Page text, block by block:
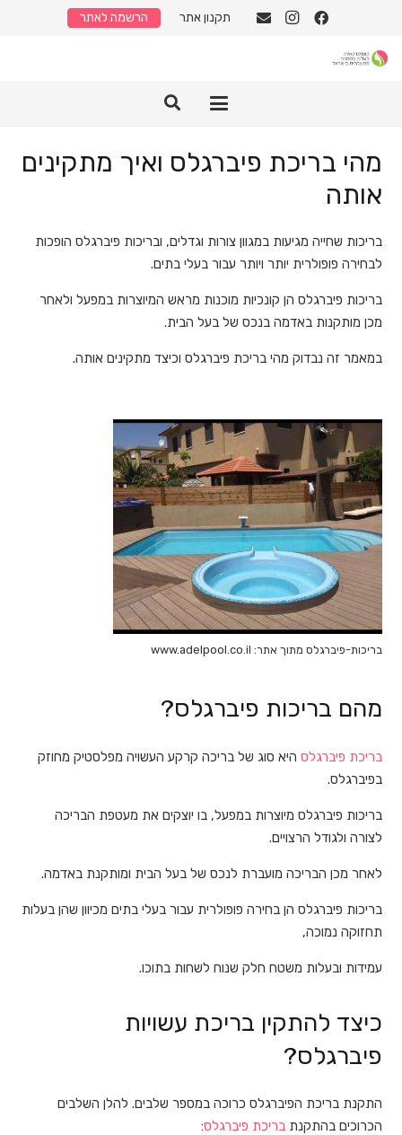
תקנון אתר
הרשמה לאתר
מהי בריכת פיברגלס ואיך מתקינים
אותה
בריכות שחייה מגיעות במגוון צורות וגדלים, ובריכות פיברגלס הופכות
לבחירה פופולרית יותר ויותר עבור בעלי בתים.
בריכות פיברגלס הן קונכיות מוכנות מראש המיוצרות במפעל ולאחר
מכן מותקנות באדמה בנכס של בעל הבית.
במאמר זה נבדוק מהי בריכת פיברגלס וכיצד מתקינים אותה.
בריכות-פיברגלס מתוך אתר: www.adelpool.co.il
מהם בריכות פיברגלס?
בריכת פיברגלס היא סוג של בריכה קרקע העשויה מפלסטיק מחוזק
בפיברגלס.
בריכות פיברגלס מיוצרות במפעל, בו יוצקים את מעטפת הבריכה
לצורה ולגודל הרצויים.
לאחר מכן הבריכה מועברת לנכס של בעל הבית ומותקנת באדמה.
בריכות פיברגלס הן בחירה פופולרית עבור בעלי בתים מכיוון שהן בעלות
תחזוקה נמוכה,
עמידות ובעלות משטח חלק שנוח לשחות בתוכו.
כיצד להתקין בריכת עשויות
פיברגלס?
התקנת בריכת הפיברגלס כרוכה במספר שלבים. להלן השלבים
הכרוכים בהתקנתבריכת פיברגלס: